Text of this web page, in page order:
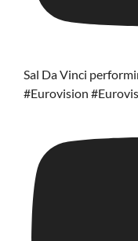
Sal Da Vinci
#Eurovision